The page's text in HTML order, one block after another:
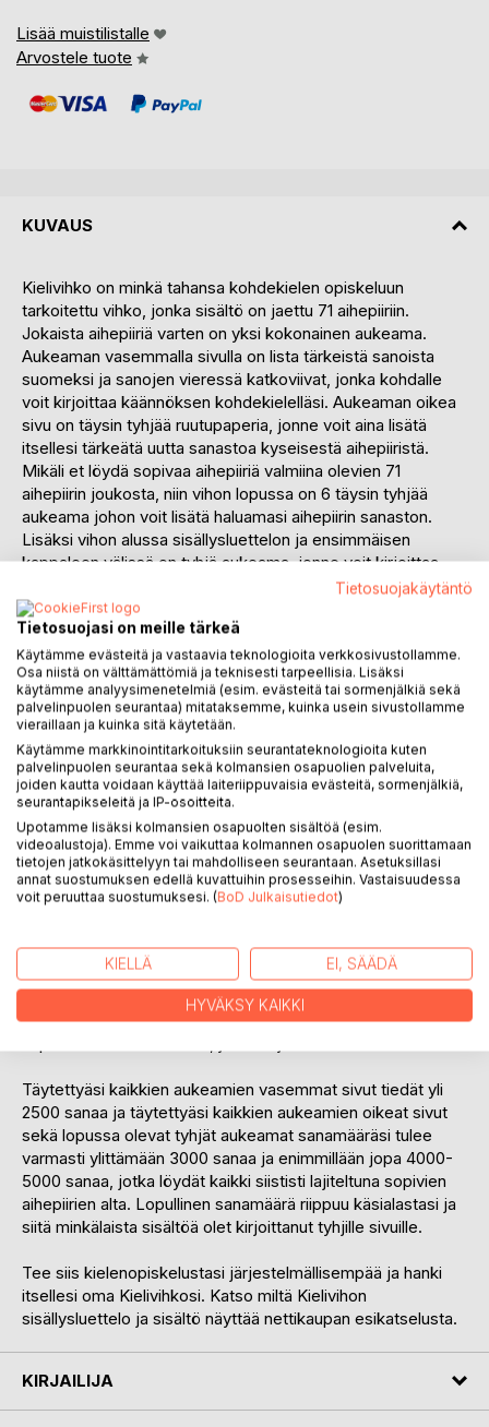
Lisää muistilistalle
Arvostele tuote
KUVAUS
Kielivihko on minkä tahansa kohdekielen opiskeluun
tarkoitettu vihko, jonka sisältö on jaettu 71 aihepiiriin.
Jokaista aihepiiriä varten on yksi kokonainen aukeama.
Aukeaman vasemmalla sivulla on lista tärkeistä sanoista
suomeksi ja sanojen vieressä katkoviivat, jonka kohdalle
voit kirjoittaa käännöksen kohdekielelläsi. Aukeaman oikea
sivu on täysin tyhjää ruutupaperia, jonne voit aina lisätä
itsellesi tärkeätä uutta sanastoa kyseisestä aihepiiristä.
Mikäli et löydä sopivaa aihepiiriä valmiina olevien 71
aihepiirin joukosta, niin vihon lopussa on 6 täysin tyhjää
aukeama johon voit lisätä haluamasi aihepiirin sanaston.
Lisäksi vihon alussa sisällysluettelon ja ensimmäisen
kappaleen välissä on tyhjä aukeama, jonne voit kirjoittaa
vaikka kohdekielesi aakkoset, mikäli kohdekielessäsi on
käytössä eri kirjoitusjärjestelmä.
Kielivihko on sopiva tuote henkilölle, joka haluaa opiskella
kohdekieltään kirjoittamalla muistiinpanoja paperille.
Kieliviholla on monta etua tyhjään muistiinpanovihkoon
verrattuna.
1. 71 aihepiiriä. Kaikki tärkeimmät aihepiirit on jo valmiiksi
vihossa joten kielenopiskelijan ei tarvitse miettiä miten
lajitella loogisesti vihkonsa sisällön. Tyhjät muistiinpanovihot
muuttuvat melko nopeasti sotkuisiksi ja kaoottisiksi
sisältäen samalla sivulla sanastoa, joilla ei ole mitään
tekemistä toistensa kanssa.
etsitty yleisimmät verbit, adjektiivit, adverbit, substantiivit ja
lauseet.
3. 85 tyhjää sivua. Aukeaman tyhjä oikea sivu antaa
Täytettyäsi kaikkien aukeamien vasemmat sivut tiedät yli
2500 sanaa ja täytettyäsi kaikkien aukeamien oikeat sivut
sekä lopussa olevat tyhjät aukeamat sanamääräsi tulee
varmasti ylittämään 3000 sanaa ja enimmillään jopa 4000-
5000 sanaa, jotka löydät kaikki siististi lajiteltuna sopivien
aihepiirien alta. Lopullinen sanamäärä riippuu käsialastasi ja
siitä minkälaista sisältöä olet kirjoittanut tyhjille sivuille.
Tee siis kielenopiskelustasi järjestelmällisempää ja hanki
itsellesi oma Kielivihkosi. Katso miltä Kielivihon
sisällysluettelo ja sisältö näyttää nettikaupan esikatselusta.
KIRJAILIJA
Tietosuojakäytäntö
Tietosuojasi on meille tärkeä
Käytämme evästeitä ja vastaavia teknologioita verkkosivustollamme.
Osa niistä on välttämättömiä ja teknisesti tarpeellisia. Lisäksi
käytämme analyysimenetelmiä (esim. evästeitä tai sormenjälkiä sekä
palvelinpuolen seurantaa) mitataksemme, kuinka usein sivustollamme
vieraillaan ja kuinka sitä käytetään.
Käytämme markkinointitarkoituksiin seurantateknologioita kuten
palvelinpuolen seurantaa sekä kolmansien osapuolien palveluita,
joiden kautta voidaan käyttää laiteriippuvaisia evästeitä, sormenjälkiä,
seurantapikseleitä ja IP-osoitteita.
Upotamme lisäksi kolmansien osapuolten sisältöä (esim.
videoalustoja). Emme voi vaikuttaa kolmannen osapuolen suorittamaan
tietojen jatkokäsittelyyn tai mahdolliseen seurantaan. Asetuksillasi
annat suostumuksen edellä kuvattuihin prosesseihin. Vastaisuudessa
voit peruuttaa suostumuksesi. (BoD Julkaisutiedot)
KIELLÄ EI, SÄÄDÄ
HYVÄKSY KAIKKI